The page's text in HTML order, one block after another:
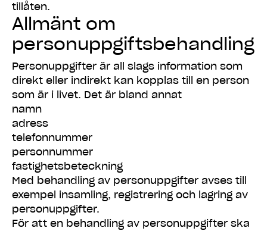
tillåten.
Allmänt om
personuppgiftsbehandling
Personuppgifter är all slags information som
direkt eller indirekt kan kopplas till en person
som är i livet. Det är bland annat
namn
adress
telefonnummer
personnummer
fastighetsbeteckning
Med behandling av personuppgifter avses till
exempel insamling, registrering och lagring av
personuppgifter.
För att en behandling av personuppgifter ska